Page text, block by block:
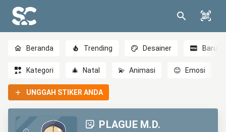
Beranda Trending Desainer Baru
Kategori 🎄 Natal 💫 Animasi 😊 Emosi
UNGGAH STIKER ANDA
PLAGUE M.D.